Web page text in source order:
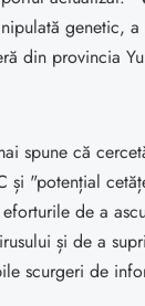
genetic,
din provincia
spune că
și "potențial
de a
și de a
scurgeri de